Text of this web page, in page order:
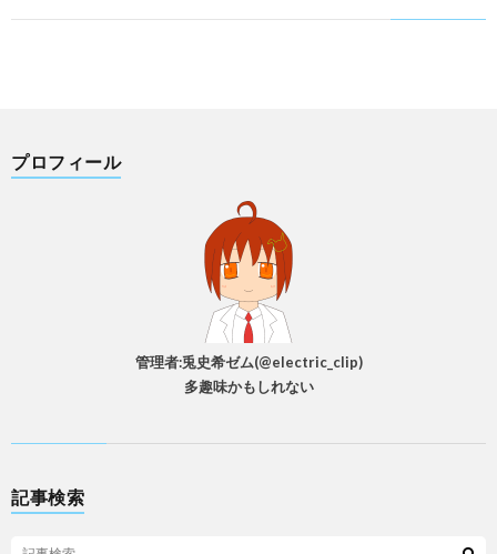
プロフィール
管理者:兎史希ゼム(@electric_clip)
多趣味かもしれない
記事検索